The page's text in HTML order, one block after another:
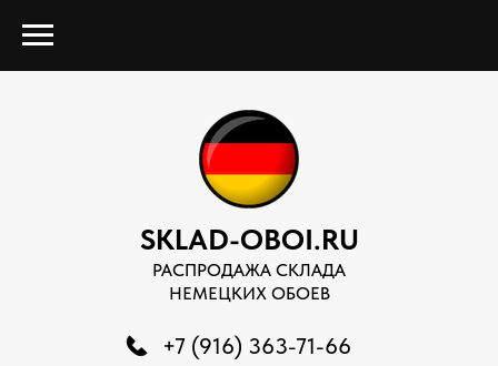
SKLAD-OBOI.RU
РАСПРОДАЖА СКЛАДА
НЕМЕЦКИХ ОБОЕВ
+7 (916) 363-71-66